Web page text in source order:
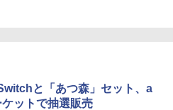
と「あつ森」セット、a
ットで抽選販売